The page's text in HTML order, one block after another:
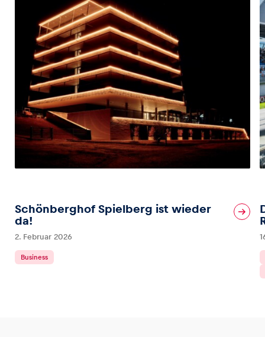
Schönberghof Spielberg ist wieder
da!
2. Februar 2026
Business